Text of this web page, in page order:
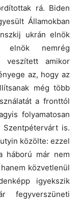
rá. Biden
Államokban
ukrán elnök
elnök nemrég
veszített amikor
az, hogy az
még több
a fronttól
folyamatosan
is.
közölte: ezzel
háború már nem
közvetlenül
igyekszik
fegyverszüneti